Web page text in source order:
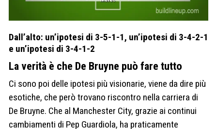
Dall’alto: un’ipotesi di 3-5-1-1, un’ipotesi di 3-4-2-1
e un’ipotesi di 3-4-1-2
La verità è che De Bruyne può fare tutto
Ci sono poi delle ipotesi più visionarie, viene da dire più
esotiche, che però trovano riscontro nella carriera di
De Bruyne. Che al Manchester City, grazie ai continui
cambiamenti di Pep Guardiola, ha praticamente